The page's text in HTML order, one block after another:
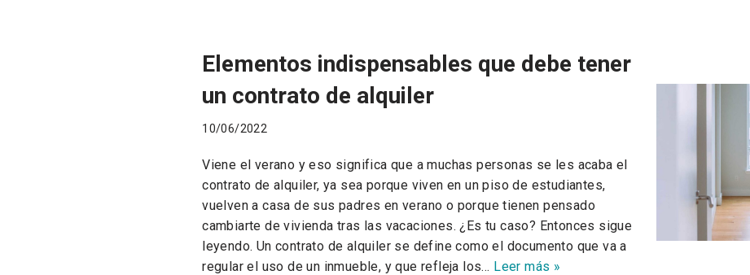
Elementos indispensables que debe tener
un contrato de alquiler
10/06/2022
Viene el verano y eso significa que a muchas personas se les acaba el
contrato de alquiler, ya sea porque viven en un piso de estudiantes,
vuelven a casa de sus padres en verano o porque tienen pensado
cambiarte de vivienda tras las vacaciones. ¿Es tu caso? Entonces sigue
leyendo. Un contrato de alquiler se define como el documento que va a
regular el uso de un inmueble, y que refleja los… Leer más »